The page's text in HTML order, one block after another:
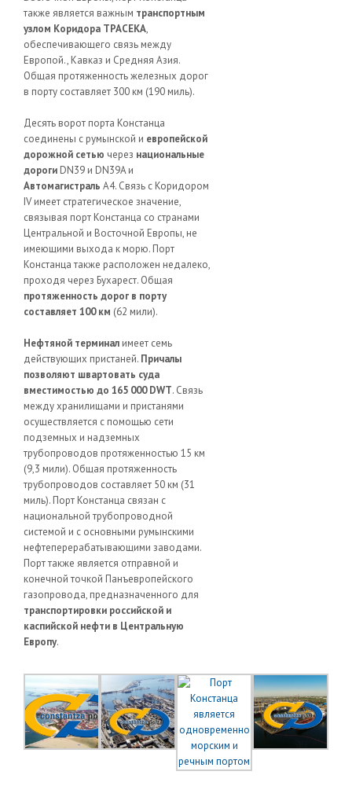
также является важным транспортным
узлом Коридора ТРАСЕКА,
обеспечивающего связь между
Европой., Кавказ и Средняя Азия.
Общая протяженность железных дорог
в порту составляет 300 км (190 миль).
Десять ворот порта Констанца
соединены с румынской и европейской
дорожной сетью через национальные
дороги DN39 и DN39A и
Автомагистраль A4. Связь с Коридором
IV имеет стратегическое значение,
связывая порт Констанца со странами
Центральной и Восточной Европы, не
имеющими выхода к морю. Порт
Констанца также расположен недалеко,
проходя через Бухарест. Общая
протяженность дорог в порту
составляет 100 км (62 мили).
Нефтяной терминал имеет семь
действующих пристаней. Причалы
позволяют швартовать суда
вместимостью до 165 000 DWT. Связь
между хранилищами и пристанями
осуществляется с помощью сети
подземных и надземных
трубопроводов протяженностью 15 км
(9,3 мили). Общая протяженность
трубопроводов составляет 50 км (31
миль). Порт Констанца связан с
национальной трубопроводной
системой и с основными румынскими
нефтеперерабатывающими заводами.
Порт также является отправной и
конечной точкой Панъевропейского
газопровода, предназначенного для
транспортировки российской и
каспийской нефти в Центральную
Европу.